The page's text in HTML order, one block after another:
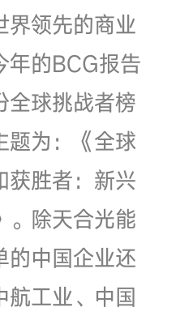
界领先的商业
年的BCG报告
全球挑战者榜
题为：《全球
获胜者：新兴
。除天合光能
的中国企业还
航工业、中国